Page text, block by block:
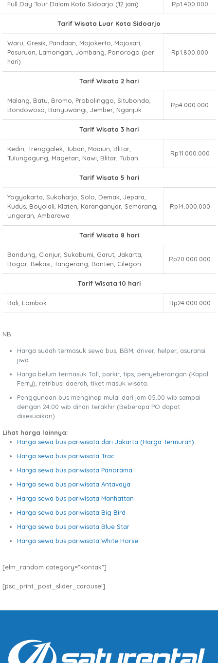
Full Day Tour Dalam Kota Sidoarjo (12 jam) Rp1.400.000
Tarif Wisata Luar Kota Sidoarjo
Waru, Gresik, Pandaan, Mojokerto, Mojosari,
Pasuruan, Lamongan, Jombang, Ponorogo (per
hari)
Rp1.800.000
Tarif Wisata 2 hari
Malang, Batu, Bromo, Probolinggo, Situbondo,
Bondowoso, Banyuwangi, Jember, Nganjuk
Rp4.000.000
Tarif Wisata 3 hari
Kediri, Trenggalek, Tuban, Madiun, Blitar,
Tulungagung, Magetan, Nawi, Blitar, Tuban
Rp11.000.000
Tarif Wisata 5 hari
Yogyakarta, Sukoharjo, Solo, Demak, Jepara,
Kudus, Boyolali, Klaten, Karanganyar, Semarang,
Ungaran, Ambarawa
Rp14.000.000
Tarif Wisata 8 hari
Bandung, Cianjur, Sukabumi, Garut, Jakarta,
Bogor, Bekasi, Tangerang, Banten, Cilegon
Rp20.000.000
Tarif Wisata 10 hari
Bali, Lombok Rp24.000.000
NB:
Harga sudah termasuk sewa bus, BBM, driver, helper, asuransi
jiwa.
Harga belum termasuk Toll, parkir, tips, penyeberangan (Kapal
Ferry), retribusi daerah, tiket masuk wisata.
Penggunaan bus menginap mulai dari jam 05.00 wib sampai
dengan 24.00 wib dihari terakhir (Beberapa PO dapat
disesuaikan).
Lihat harga lainnya:
Harga sewa bus pariwisata dari Jakarta (Harga Termurah)
Harga sewa bus pariwisata Trac
Harga sewa bus pariwisata Panorama
Harga sewa bus pariwisata Antavaya
Harga sewa bus pariwisata Manhattan
Harga sewa bus pariwisata Big Bird
Harga sewa bus pariwisata Blue Star
Harga sewa bus pariwisata White Horse
[elm_random category=”kontak″]
[psc_print_post_slider_carousel]